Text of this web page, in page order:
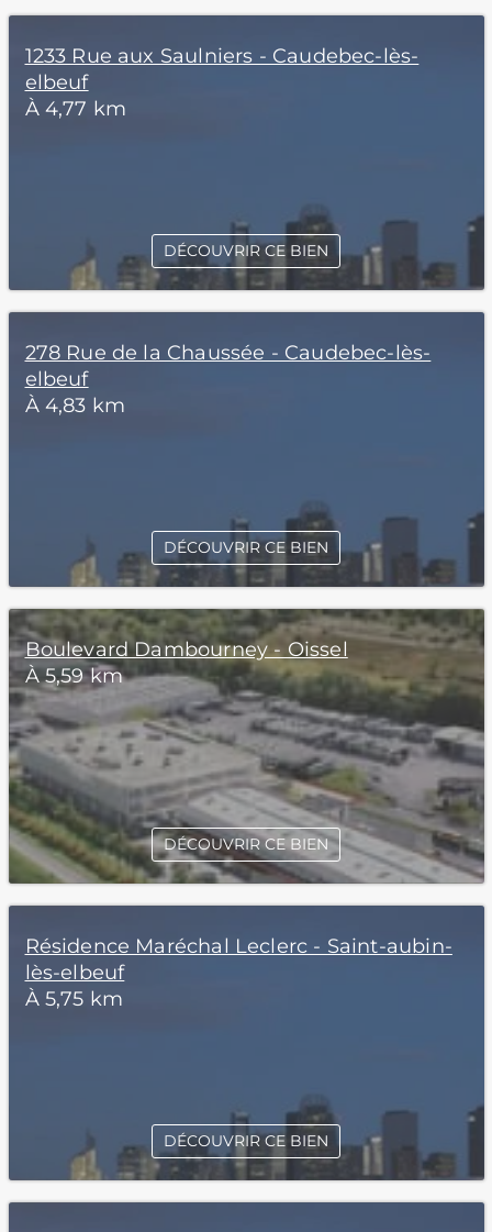
1233 Rue aux Saulniers - Caudebec-lès-
elbeuf
À 4,77 km
DÉCOUVRIR CE BIEN
278 Rue de la Chaussée - Caudebec-lès-
elbeuf
À 4,83 km
DÉCOUVRIR CE BIEN
Boulevard Dambourney - Oissel
À 5,59 km
DÉCOUVRIR CE BIEN
Résidence Maréchal Leclerc - Saint-aubin-
lès-elbeuf
À 5,75 km
DÉCOUVRIR CE BIEN